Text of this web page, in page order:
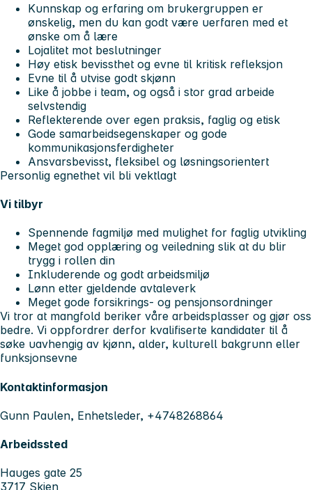
Kunnskap og erfaring om brukergruppen er
ønskelig, men du kan godt være uerfaren med et
ønske om å lære
Lojalitet mot beslutninger
Høy etisk bevissthet og evne til kritisk refleksjon
Evne til å utvise godt skjønn
Like å jobbe i team, og også i stor grad arbeide
selvstendig
Reflekterende over egen praksis, faglig og etisk
Gode samarbeidsegenskaper og gode
kommunikasjonsferdigheter
Ansvarsbevisst, fleksibel og løsningsorientert
Personlig egnethet vil bli vektlagt
Vi tilbyr
Spennende fagmiljø med mulighet for faglig utvikling
Meget god opplæring og veiledning slik at du blir
trygg i rollen din
Inkluderende og godt arbeidsmiljø
Lønn etter gjeldende avtaleverk
Meget gode forsikrings- og pensjonsordninger
Vi tror at mangfold beriker våre arbeidsplasser og gjør oss
bedre. Vi oppfordrer derfor kvalifiserte kandidater til å
søke uavhengig av kjønn, alder, kulturell bakgrunn eller
funksjonsevne
Kontaktinformasjon
Gunn Paulen, Enhetsleder, +4748268864
Arbeidssted
Hauges gate 25
3717 Skien